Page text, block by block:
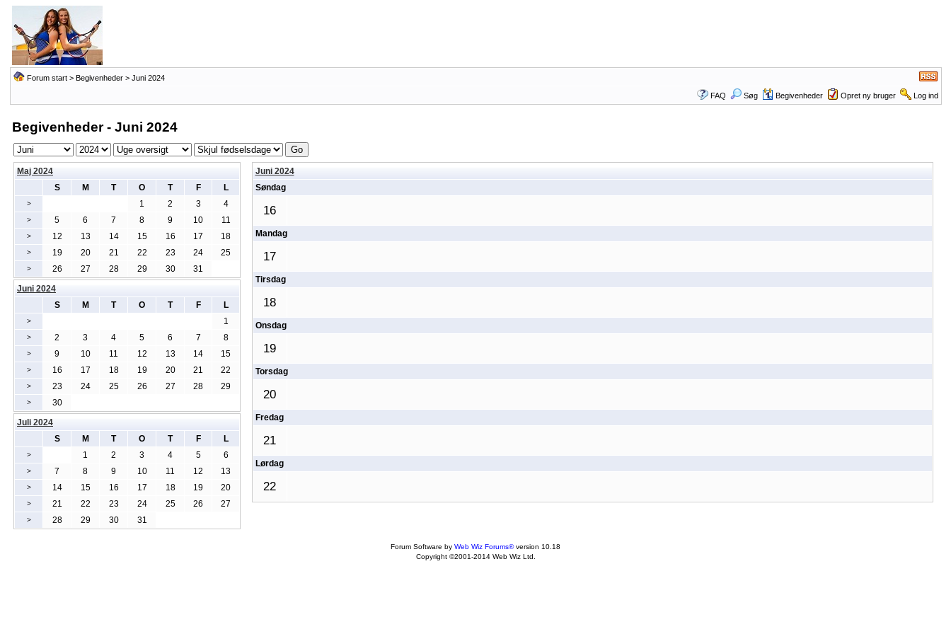
Forum start> Begivenheder> Juni 2024
FAQ Søg Begivenheder Opret ny bruger Log ind
Begivenheder - Juni 2024
Maj 2024
S
M T O T F L
> 1 2 3 4
> 5 6 7 8 9 10 11
> 12 13 14 15 16 17 18
> 19 20 21 22 23 24 25
> 26 27 28 29 30 31
Juni 2024
Søndag
16
Mandag
17
Tirsdag
18
Onsdag
19
Torsdag
20
Fredag
21
Lørdag
22
Juni 2024
S
M T O T F L
> 1
> 2 3 4 5 6 7 8
> 9 10 11 12 13 14 15
> 16 17 18 19 20 21 22
> 23 24 25 26 27 28 29
>
30
Juli 2024
S
M T O T F L
> 1 2 3 4 5 6
> 7 8 9 10 11 12 13
> 14 15 16 17 18 19 20
> 21 22 23 24 25 26 27
> 28 29 30 31
Forum Software by Web Wiz Forums®version 10.18
Copyright ©2001-2014 Web Wiz Ltd.